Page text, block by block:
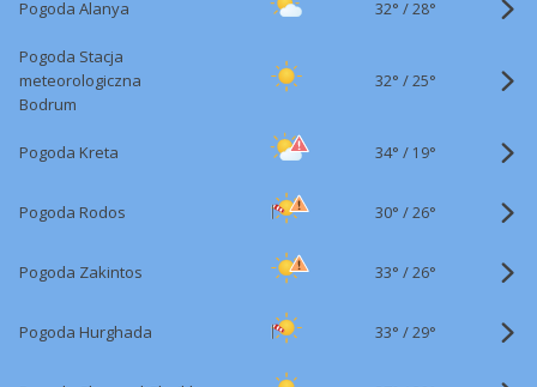
Pogoda Alanya 32° /28°
Pogoda Stacja
meteorologiczna
Bodrum
32° /25°
Pogoda Kreta 34° / 19°
Pogoda Rodos 30° /26°
Pogoda Zakintos 33° /26°
Pogoda Hurghada 33° /29°